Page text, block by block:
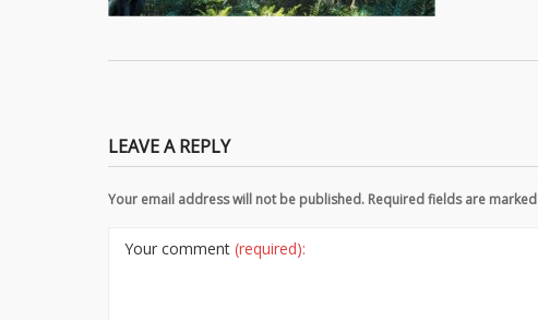
LEAVE A REPLY
Your email address will not be published. Required fields are marked
Your comment (required):